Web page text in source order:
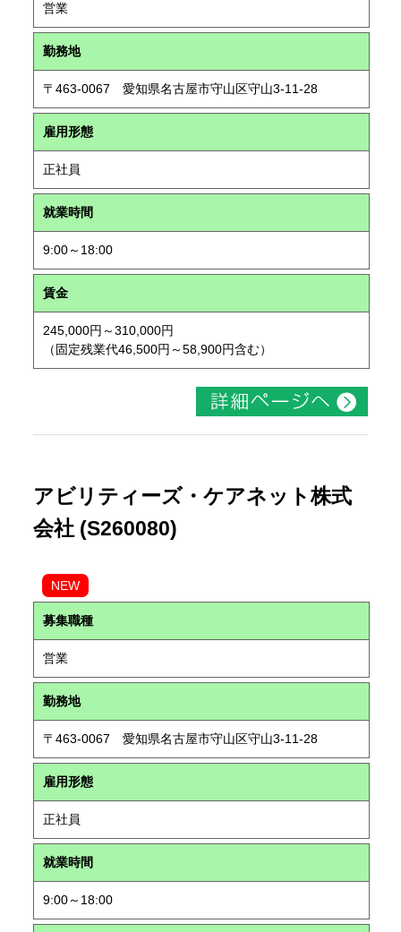
営業
勤務地
〒463-0067 愛知県名古屋市守山区守山3-11-28
雇用形態
正社員
就業時間
9:00～18:00
賃金
245,000円～310,000円
（固定残業代46,500円～58,900円含む）
アビリティーズ・ケアネット株式
会社 (S260080)
NEW
募集職種
営業
勤務地
〒463-0067 愛知県名古屋市守山区守山3-11-28
雇用形態
正社員
就業時間
9:00～18:00